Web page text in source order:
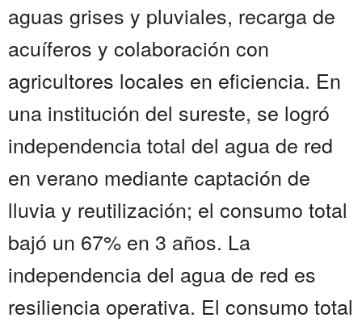
aguas grises y pluviales, recarga de
acuíferos y colaboración con
agricultores locales en eficiencia. En
una institución del sureste, se logró
independencia total del agua de red
en verano mediante captación de
lluvia y reutilización; el consumo total
bajó un 67% en 3 años. La
independencia del agua de red es
resiliencia operativa. El consumo total